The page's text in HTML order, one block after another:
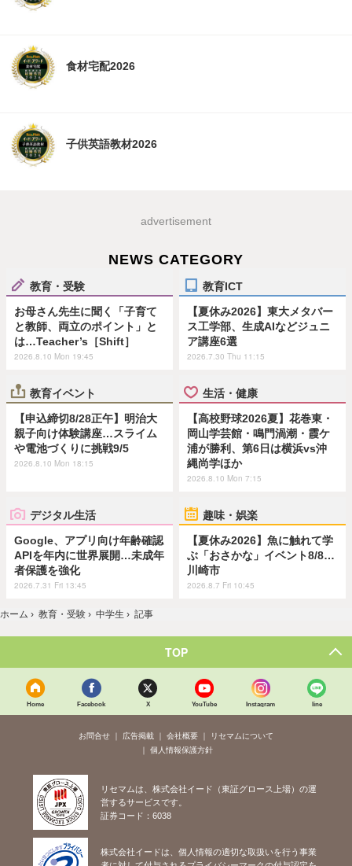
食材宅配2026
子供英語教材2026
advertisement
NEWS CATEGORY
教育・受験
お母さん先生に聞く「子育て
と教師、両立のポイント」と
は…Teacher’s［Shift］
2026.8.10 Mon 19:45
教育ICT
【夏休み2026】東大メタバー
ス工学部、生成AIなどジュニ
ア講座6選
2026.7.30 Thu 11:15
教育イベント
【申込締切8/28正午】明治大
親子向け体験講座…スライム
や電池づくりに挑戦9/5
2026.8.10 Mon 18:15
生活・健康
【高校野球2026夏】花巻東・
岡山学芸館・鳴門渦潮・霞ケ
浦が勝利、第6日は横浜vs沖
縄尚学ほか
2026.8.10 Mon 7:15
デジタル生活
Google、アプリ向け年齢確認
APIを年内に世界展開…未成年
者保護を強化
2026.7.31 Fri 13:45
趣味・娯楽
【夏休み2026】魚に触れて学
ぶ「おさかな」イベント8/8…
川崎市
2026.8.7 Fri 10:45
ホーム › 教育・受験 › 中学生 › 記事
TOP
Home Facebook X YouTube Instagram line
お問合せ 広告掲載 会社概要
リセマムについて
個人情報保護方針
リセマムは、株式会社イード（東証グロース上場）の運
営するサービスです。
証券コード：6038
株式会社イードは、個人情報の適切な取扱いを行う事業